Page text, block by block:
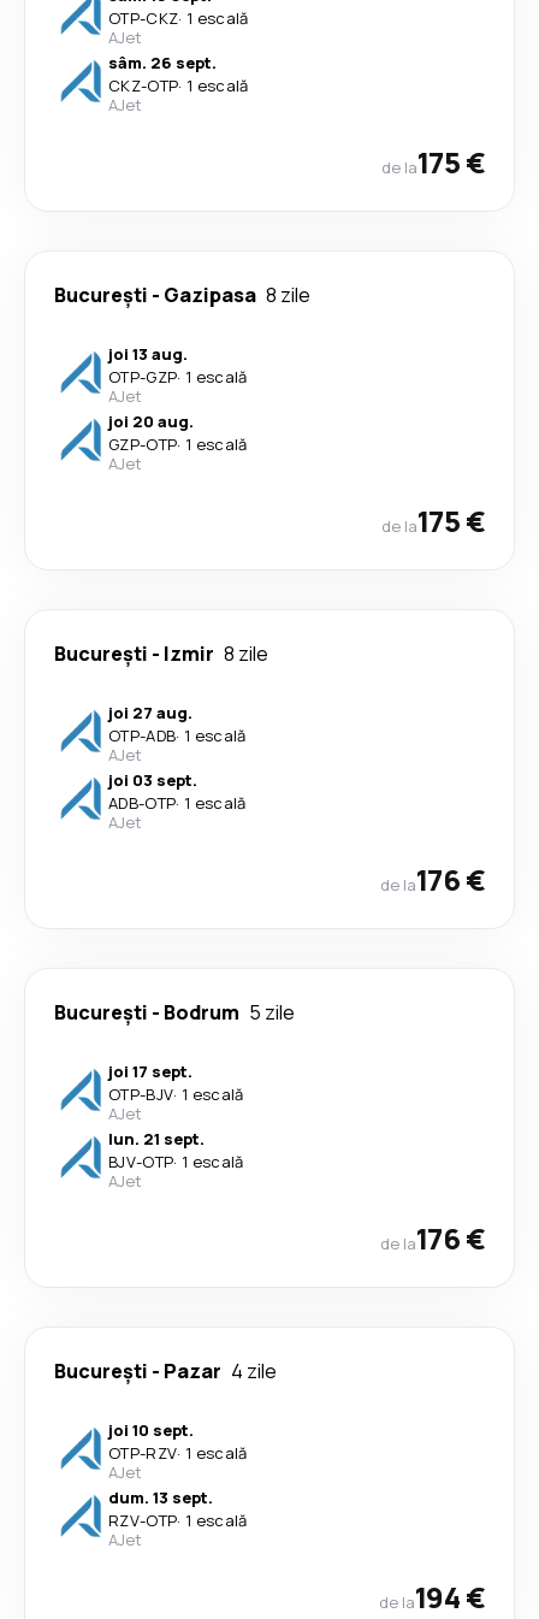
OTP-CKZ· 1 escală
AJet
sâm. 26 sept.
CKZ-OTP· 1 escală
AJet
de la175 €
București - Gazipasa 8 zile
joi 13 aug.
OTP-GZP· 1 escală
AJet
joi 20 aug.
GZP-OTP· 1 escală
AJet
de la175 €
București - Izmir 8 zile
joi 27 aug.
OTP-ADB· 1 escală
AJet
joi 03 sept.
ADB-OTP· 1 escală
AJet
de la176 €
București - Bodrum 5 zile
joi 17 sept.
OTP-BJV· 1 escală
AJet
lun. 21 sept.
BJV-OTP· 1 escală
AJet
de la176 €
București - Pazar 4 zile
joi 10 sept.
OTP-RZV· 1 escală
AJet
dum. 13 sept.
RZV-OTP· 1 escală
AJet
de la194 €